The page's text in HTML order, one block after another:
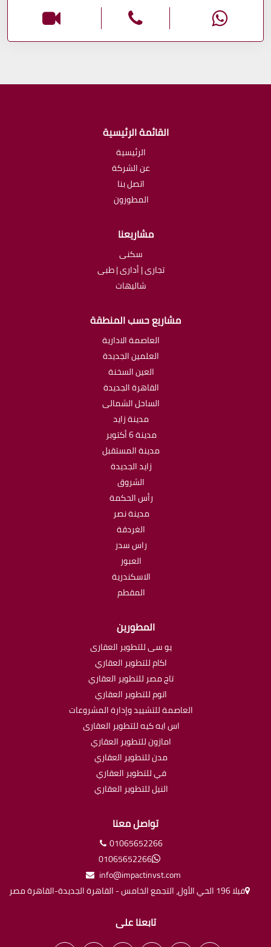
القائمة الرئيسية
الرئيسية
عن الشركة
اتصل بنا
المطورون
مشاريعنا
سكنى
تجارى | أدارى | طبى
شاليهات
مشاريع حسب المنطقة
العاصمة الادارية
العلمين الجديدة
العين السخنة
القاهرة الجديدة
الساحل الشمالى
مدينة زايد
مدينة 6 أكتوبر
مدينة المستقبل
زايد الجديدة
الشروق
رأس الحكمة
مدينة نصر
الغردقة
راس سدر
العبور
الاسكندرية
المقطم
المطورين
يو سى للتطوير العقارى
اكام للتطوير العقاري
تاج مصر للتطوير العقاري
اتوم للتطوير العقاري
العاصمة للتشييد وإدارة المشروعات
اس ايه كيه للتطوير العقارى
امازون للتطوير العقاري
مدن للتطوير العقاري
في للتطوير العقاري
النيل للتطوير العقاري
تواصل معنا
01065652266
01065652266
info@impactinvst.com
فيلا 196 الحي الأول، التجمع الخامس - القاهرة الجديدة-القاهرة مصر
تابعنا على